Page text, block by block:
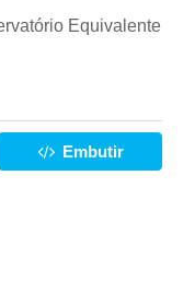
Equivalente
Embutir